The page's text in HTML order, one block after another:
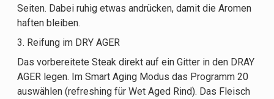
Seiten. Dabei ruhig etwas andrücken, damit die Aromen
haften bleiben.
3. Reifung im DRY AGER
Das vorbereitete Steak direkt auf ein Gitter in den DRAY
AGER legen. Im Smart Aging Modus das Programm 20
auswählen (refreshing für Wet Aged Rind). Das Fleisch